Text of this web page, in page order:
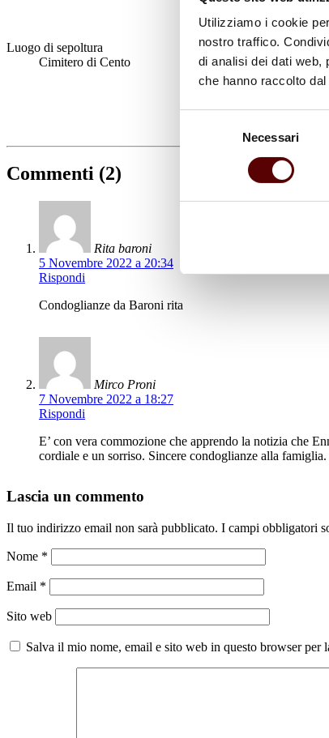
Utilizziamo i cookie
nostro traffico.
di analisi dei dati web,
che hanno raccolto
Necessari
Luogo di sepoltura
Cimitero di Cento
Commenti (2)
Rita baroni
5 Novembre 2022 a 20:34
Rispondi
Condoglianze da Baroni rita
Mirco Proni
7 Novembre 2022 a 18:27
Rispondi
E’ con vera commozione che apprendo la notizia che
cordiale e un sorriso. Sincere condoglianze alla famiglia.
Lascia un commento
Il tuo indirizzo email non sarà pubblicato. I campi obbligatori
Nome *
Email *
Sito web
Salva il mio nome, email e sito web in questo browser per